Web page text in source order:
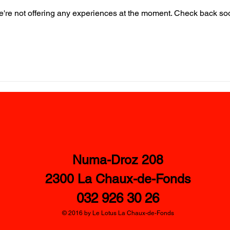
not offering any experiences at the moment. Check back
Numa-Droz 208
2300 La Chaux-de-Fonds
032 926 30 26​
© 2016 by Le Lotus La Chaux-de-Fonds